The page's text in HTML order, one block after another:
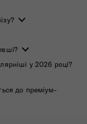
у 2026 році?
до преміум-